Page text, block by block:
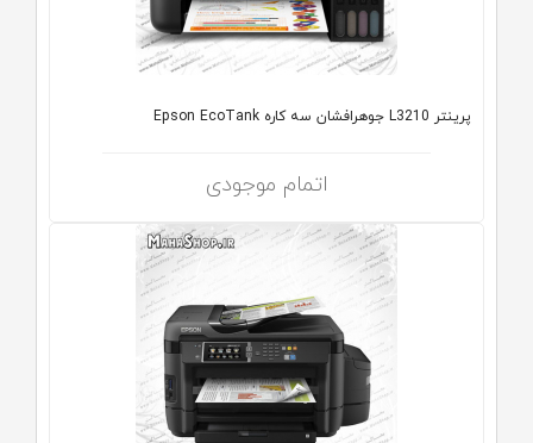
پرینتر L3210 جوهرافشان سه کاره Epson EcoTank
اتمام موجودی